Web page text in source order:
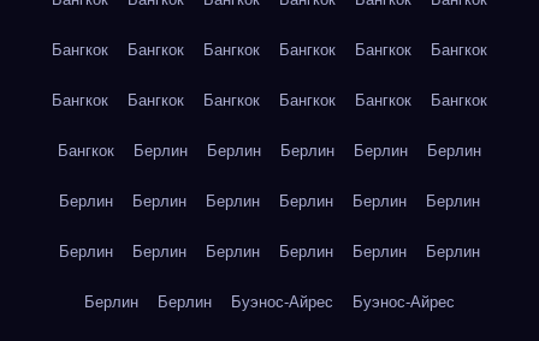
Бангкок Бангкок Бангкок Бангкок Бангкок Бангкок
Бангкок Бангкок Бангкок Бангкок Бангкок Бангкок
Бангкок Берлин Берлин Берлин Берлин Берлин
Берлин Берлин Берлин Берлин Берлин Берлин
Берлин Берлин Берлин Берлин Берлин Берлин
Берлин Берлин Буэнос-Айрес Буэнос-Айрес